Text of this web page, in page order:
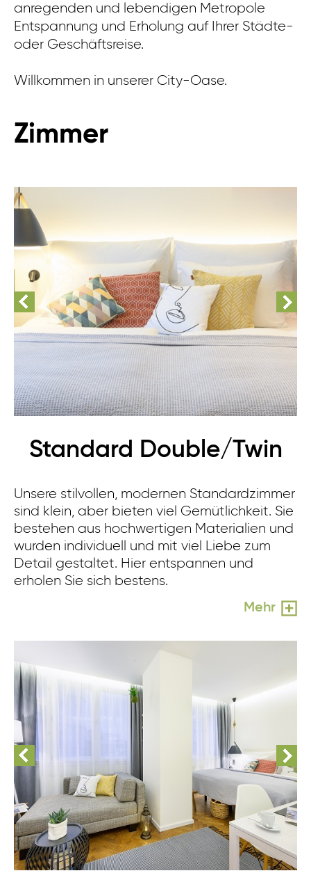
anregenden und lebendigen Metropole
Entspannung und Erholung auf Ihrer Städte-
oder Geschäftsreise.
Willkommen in unserer City-Oase.
Zimmer
Standard Double/Twin
Unsere stilvollen, modernen Standardzimmer
sind klein, aber bieten viel Gemütlichkeit. Sie
bestehen aus hochwertigen Materialien und
wurden individuell und mit viel Liebe zum
Detail gestaltet. Hier entspannen und
erholen Sie sich bestens.
Mehr